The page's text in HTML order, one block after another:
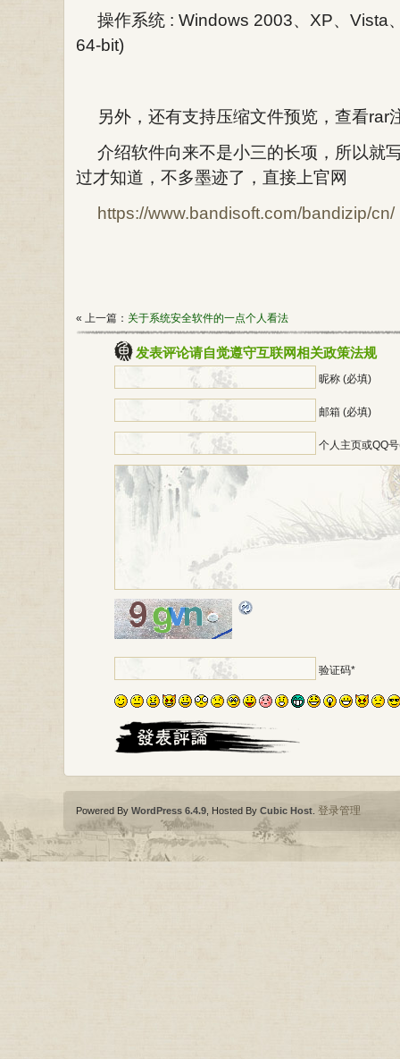
操作系统 : Windows 2003、XP、Vista
64-bit)
另外，还有支持压缩文件预览，查看rar
介绍软件向来不是小三的长项，所以就
过才知道，不多墨迹了，直接上官网
https://www.bandisoft.com/bandizip/cn/
« 上一篇： 关于系统安全软件的一点个人看法
发表评论请自觉遵守互联网相关政策法规
昵称 (必填)
邮箱 (必填)
个人主页或QQ
验证码*
Powered By WordPress 6.4.9 , Hosted By Cubic Host 登录管理